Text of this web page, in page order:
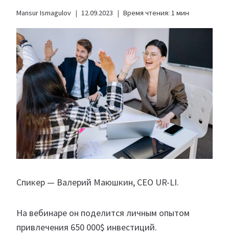
Mansur Ismagulov 12.09.2023 Время чтения: 1 мин
Спикер — Валерий Маюшкин, CEO UR-LI.
На вебинаре он поделится личным опытом
привлечения 650 000$ инвестиций.